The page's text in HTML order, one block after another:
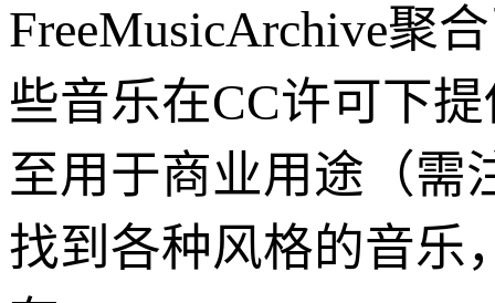
FreeMusicArchive聚
些音乐在CC许可下
至用于商业用途（需
找到各种风格的音乐